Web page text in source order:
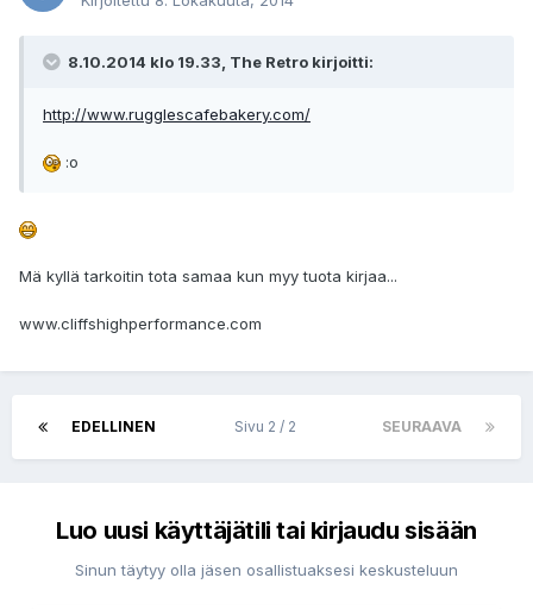
8.10.2014 klo 19.33, The Retro kirjoitti:
http://www.rugglescafebakery.com/
:o
Mä kyllä tarkoitin tota samaa kun myy tuota kirjaa...
www.cliffshighperformance.com
EDELLINEN SEURAAVA
Sivu 2 / 2
Luo uusi käyttäjätili tai kirjaudu sisään
Sinun täytyy olla jäsen osallistuaksesi keskusteluun